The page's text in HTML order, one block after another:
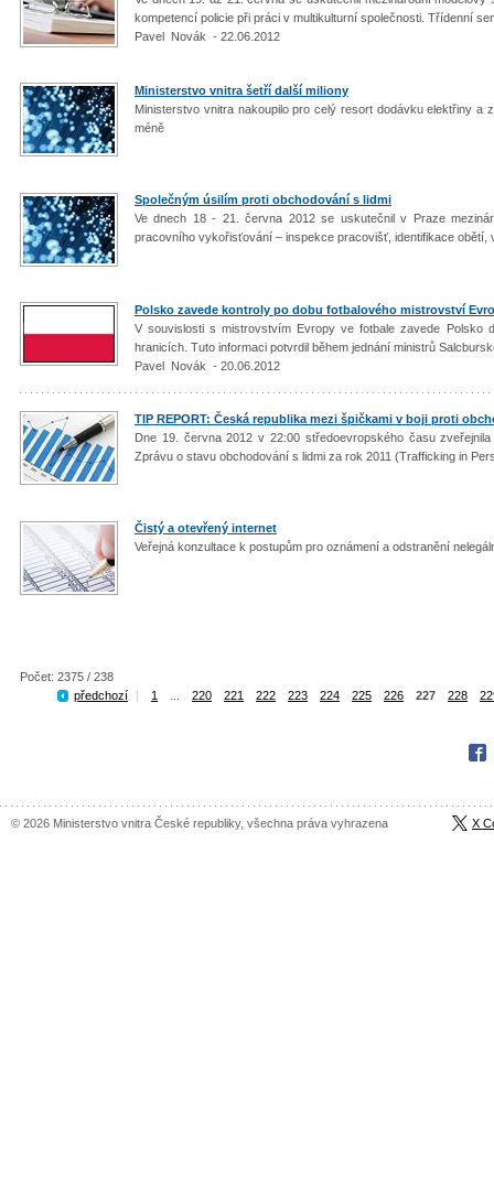
kompetencí policie při práci v multikulturní společnosti. Třídenní
Pavel Novák - 22.06.2012
Ministerstvo vnitra šetří další miliony
Ministerstvo vnitra nakoupilo pro celý resort dodávku elektřiny a
méně
Společným úsilím proti obchodování s lidmi
Ve dnech 18 - 21. června 2012 se uskutečnil v Praze
pracovního vykořisťování – inspekce pracovišť, identifikace obětí,
Polsko zavede kontroly po dobu fotbalového mistrovství
V souvislosti s mistrovstvím Evropy ve fotbale zavede Polsko
hranicích. Tuto informaci potvrdil během jednání ministrů
Pavel Novák - 20.06.2012
TIP REPORT: Česká republika mezi špičkami v boji proti
Dne 19. června 2012 v 22:00 středoevropského času
Zprávu o stavu obchodování s lidmi za rok 2011 (Trafficking in
Čistý a otevřený internet
Veřejná konzultace k postupům pro oznámení a odstranění
Počet: 2375 / 238
předchozí
1 220 221 222 223 224 225 226 227 228
© 2026 Ministerstvo vnitra České republiky, všechna práva vyhrazena X